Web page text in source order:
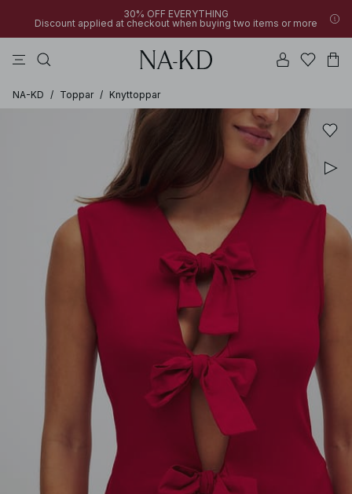
30% OFF EVERYTHING
Discount applied at checkout when buying two items or more
NA-KD / Toppar / Knyttoppar